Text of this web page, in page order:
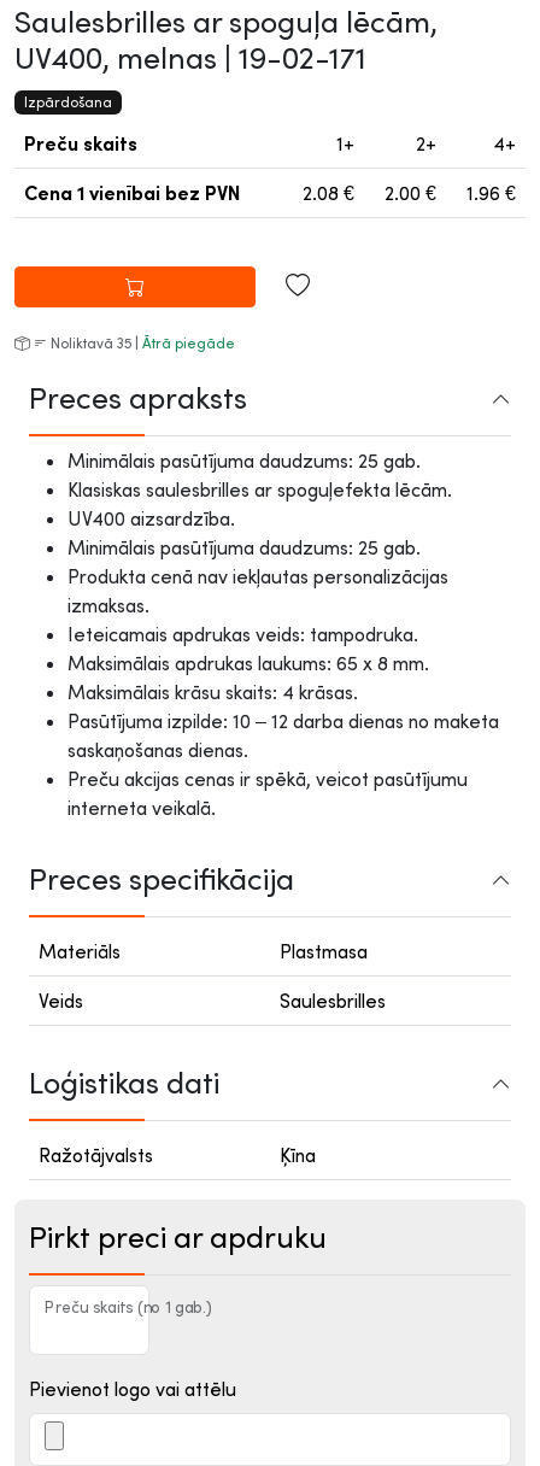
Saulesbrilles ar spoguļa lēcām,
UV400, melnas | 19-02-171
Izpārdošana
Preču skaits 1+ 2+ 4+
Cena 1 vienībai bez PVN 2.08 € 2.00 € 1.96 €
Noliktavā 35 | Ātrā piegāde
Preces apraksts
Minimālais pasūtījuma daudzums: 25 gab.
Klasiskas saulesbrilles ar spoguļefekta lēcām.
UV400 aizsardzība.
Minimālais pasūtījuma daudzums: 25 gab.
Produkta cenā nav iekļautas personalizācijas
izmaksas.
Ieteicamais apdrukas veids: tampodruka.
Maksimālais apdrukas laukums: 65 x 8 mm.
Maksimālais krāsu skaits: 4 krāsas.
Pasūtījuma izpilde: 10 – 12 darba dienas no maketa
saskaņošanas dienas.
Preču akcijas cenas ir spēkā, veicot pasūtījumu
interneta veikalā.
Preces specifikācija
Materiāls Plastmasa
Veids Saulesbrilles
Loģistikas dati
Ražotājvalsts Ķīna
Pirkt preci ar apdruku
Preču skaits (no 1 gab.)
Pievienot logo vai attēlu